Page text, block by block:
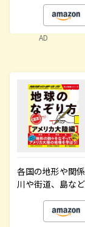
AD
各国の地形や関
川や街道、島な